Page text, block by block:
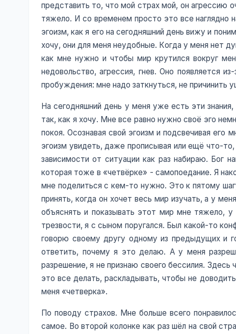
представить то, что мой страх мой, он агрессию
тяжело. И со временем просто это все наглядно
эгоизм, как я его на сегодняшний день вижу и
хочу, они для меня неудобные. Когда у меня нет
как мне нужно и чтобы мир крутился вокруг
недовольство, агрессия, гнев. Оно появляется
пробуждения: мне надо заткнуться, не
На сегодняшний день у меня уже есть эти
так, как я хочу. Мне все равно нужно своё эго
покоя. Осознавая свой эгоизм и подсвечивая
эгоизм увидеть, даже прописывая или ещё что-
зависимости от ситуации как раз набираю. Бог
которая тоже в «четвёрке» - самопоедание. Я
мне поделиться с кем-то нужно. Это к пятому
принять, когда он хочет весь мир изучать, а у
объяснять и показывать этот мир мне тяжело,
трезвости, я с сыном поругался. Был какой-то
говорю своему другу одному из предыдущих и
ответить, почему я это делаю. А у меня
разрешение, я не признаю своего бессилия.
это все делать, раскладывать, чтобы не
меня «четверка».
По поводу страхов. Мне больше всего
самое. Во второй колонке как раз шёл на свой